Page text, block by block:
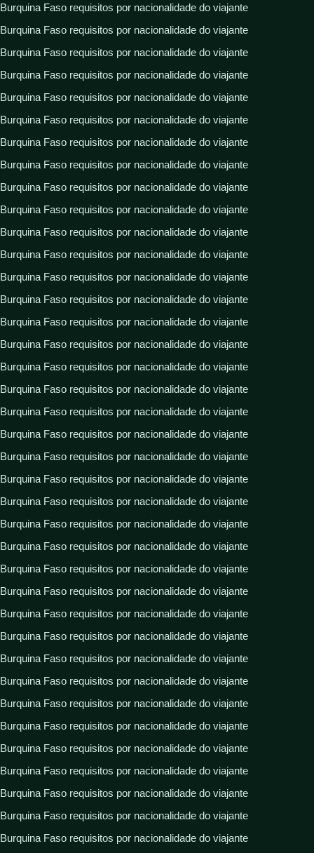
Burquina Faso requisitos por nacionalidade do viajante
Burquina Faso requisitos por nacionalidade do viajante
Burquina Faso requisitos por nacionalidade do viajante
Burquina Faso requisitos por nacionalidade do viajante
Burquina Faso requisitos por nacionalidade do viajante
Burquina Faso requisitos por nacionalidade do viajante
Burquina Faso requisitos por nacionalidade do viajante
Burquina Faso requisitos por nacionalidade do viajante
Burquina Faso requisitos por nacionalidade do viajante
Burquina Faso requisitos por nacionalidade do viajante
Burquina Faso requisitos por nacionalidade do viajante
Burquina Faso requisitos por nacionalidade do viajante
Burquina Faso requisitos por nacionalidade do viajante
Burquina Faso requisitos por nacionalidade do viajante
Burquina Faso requisitos por nacionalidade do viajante
Burquina Faso requisitos por nacionalidade do viajante
Burquina Faso requisitos por nacionalidade do viajante
Burquina Faso requisitos por nacionalidade do viajante
Burquina Faso requisitos por nacionalidade do viajante
Burquina Faso requisitos por nacionalidade do viajante
Burquina Faso requisitos por nacionalidade do viajante
Burquina Faso requisitos por nacionalidade do viajante
Burquina Faso requisitos por nacionalidade do viajante
Burquina Faso requisitos por nacionalidade do viajante
Burquina Faso requisitos por nacionalidade do viajante
Burquina Faso requisitos por nacionalidade do viajante
Burquina Faso requisitos por nacionalidade do viajante
Burquina Faso requisitos por nacionalidade do viajante
Burquina Faso requisitos por nacionalidade do viajante
Burquina Faso requisitos por nacionalidade do viajante
Burquina Faso requisitos por nacionalidade do viajante
Burquina Faso requisitos por nacionalidade do viajante
Burquina Faso requisitos por nacionalidade do viajante
Burquina Faso requisitos por nacionalidade do viajante
Burquina Faso requisitos por nacionalidade do viajante
Burquina Faso requisitos por nacionalidade do viajante
Burquina Faso requisitos por nacionalidade do viajante
Burquina Faso requisitos por nacionalidade do viajante